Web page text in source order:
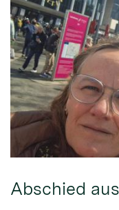
Abschied